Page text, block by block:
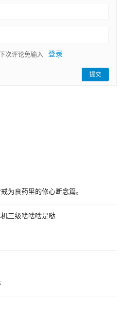
次评论免输入 登录
提交
为良药里的修心断念篇。
三级啥啥啥是哒